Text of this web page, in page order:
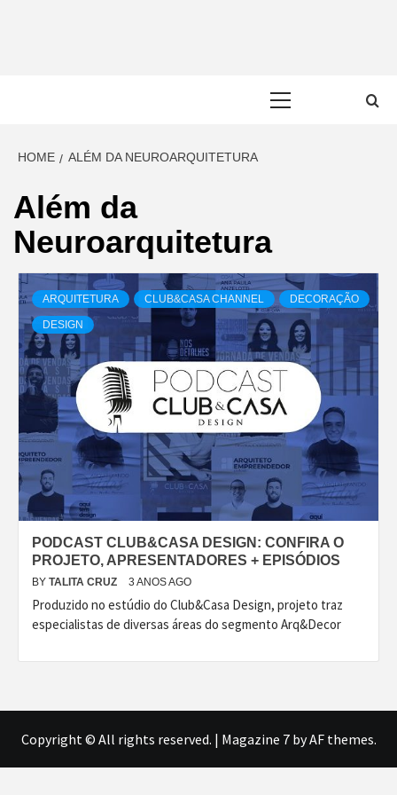
HOME ALÉM DA NEUROARQUITETURA
Além da
Neuroarquitetura
ARQUITETURA CLUB&CASA CHANNEL DECORAÇÃO
DESIGN
PODCAST CLUB&CASA DESIGN: CONFIRA O
PROJETO, APRESENTADORES + EPISÓDIOS
BY TALITA CRUZ 3 ANOS AGO
Produzido no estúdio do Club&Casa Design, projeto traz
especialistas de diversas áreas do segmento Arq&Decor
Copyright © All rights reserved. | Magazine 7by AF themes.